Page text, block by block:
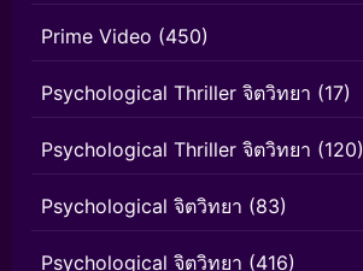
Prime Video (450)
Psychological Thriller จิตวิทยา (17)
Psychological Thriller จิตวิทยา (120)
Psychological จิตวิทยา (83)
Psychological จิตวิทยา (416)